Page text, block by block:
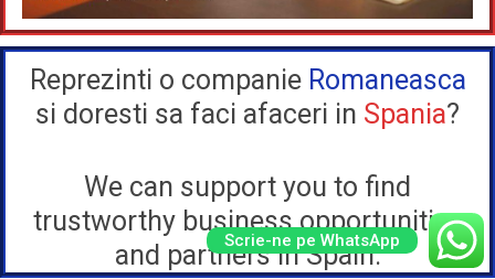
Reprezinti o companie Romaneasca
si doresti sa faci afaceri in Spania?
We can support you to find
trustworthy business opportunities
and partners in Spain.
Scrie-ne pe WhatsApp